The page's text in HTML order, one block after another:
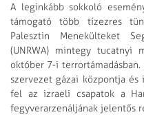
A leginkább sokkoló
támogató több tízezres
Palesztin Menekülteket
(UNRWA) mintegy tucatnyi
október 7-i
szervezet gázai központja
fel az izraeli csapatok a
fegyverarzenáljának jelentős